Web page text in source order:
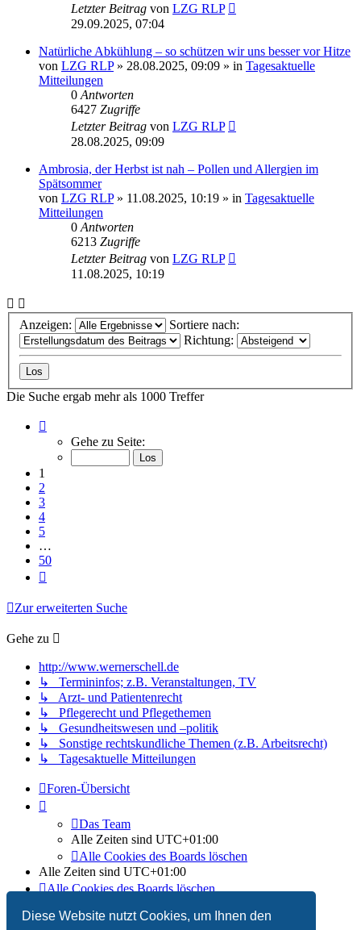
Diese Website nutzt Cookies, um Ihnen den
Letzter Beitrag von LZG RLP
29.09.2025, 07:04
Natürliche Abkühlung – so schützen wir uns besser vor Hitze
von LZG RLP» 28.08.2025, 09:09 » in Tagesaktuelle
Mitteilungen
0 Antworten
6427 Zugriffe
Letzter Beitrag von LZG RLP
28.08.2025, 09:09
Ambrosia, der Herbst ist nah – Pollen und Allergien im
Spätsommer
von LZG RLP» 11.08.2025, 10:19 » in Tagesaktuelle
Mitteilungen
0 Antworten
6213 Zugriffe
Letzter Beitrag von LZG RLP
11.08.2025, 10:19
Anzeigen:
Sortiere nach:
Richtung:
Die Suche ergab mehr als 1000 Treffer
von
Gehe zu Seite:
1
2
3
4
5
…
50
Zur erweiterten Suche
Gehe zu
http://www.wernerschell.de
↳ Termininfos; z.B. Veranstaltungen, TV
↳ Arzt- und Patientenrecht
↳ Pflegerecht und Pflegethemen
↳ Gesundheitswesen und –politik
↳ Sonstige rechtskundliche Themen (z.B. Arbeitsrecht)
↳ Tagesaktuelle Mitteilungen
Foren-Übersicht
Das Team
Alle Zeiten sind UTC+01:00
Alle Cookies des Boards löschen
Alle Zeiten sind UTC+01:00
Alle Cookies des Boards löschen